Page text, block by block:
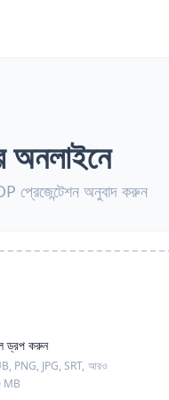
অনলাইনে
প্রেজেন্টেশন অনুবাদ করুন
ড্রপ করুন
PNG, JPG, SRT, আরও
MB